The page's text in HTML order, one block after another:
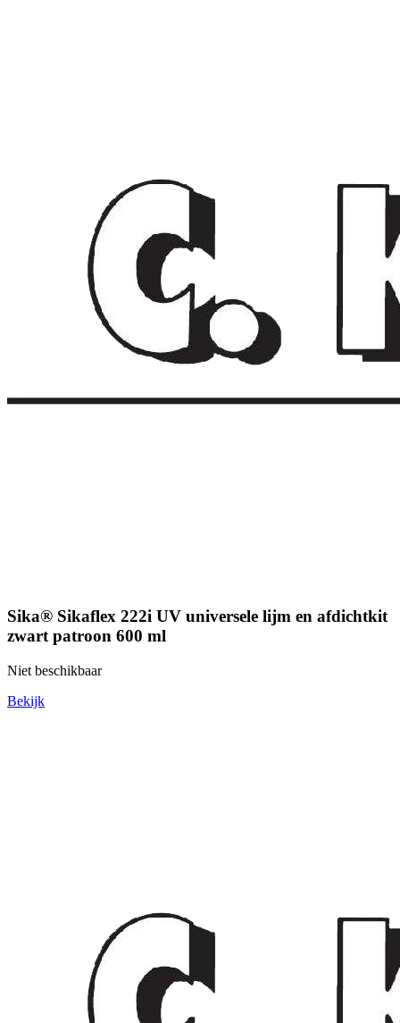
Sika® Sikaflex 222i UV universele lijm en afdichtkit
zwart patroon 600 ml
Niet beschikbaar
Bekijk